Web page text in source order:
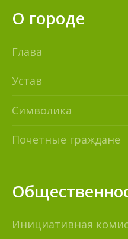
О городе
Глава
Устав
Символика
Почетные граждане
Инициативная